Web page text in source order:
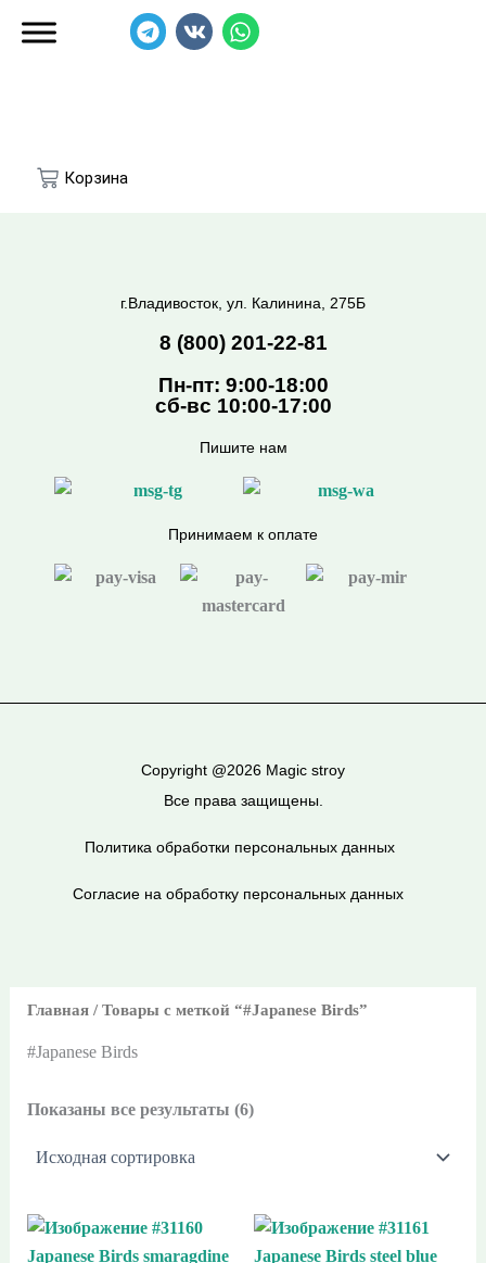
T
e
V
k
W
h
Cart
Главная/ Товары с меткой “#Japanese Birds”
#Japanese Birds
Показаны все результаты (6)
г.Владивосток, ул. Калинина, 275Б
8 (800) 201-22-81
Пн-пт: 9:00-18:00
сб-вс 10:00-17:00
Пишите нам
Принимаем к оплате
Copyright @2026 Magic stroy
Все права защищены.
Политика обработки персональных данных
Согласие на обработку персональных данных